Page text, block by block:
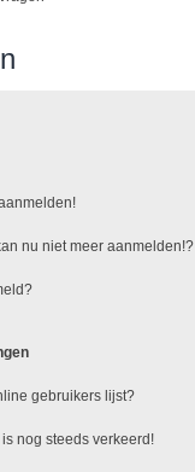
nu niet meer aanmelden!?
gebruikers lijst?
nog steeds verkeerd!